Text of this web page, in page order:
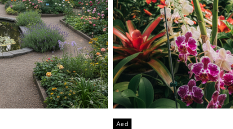
Aed